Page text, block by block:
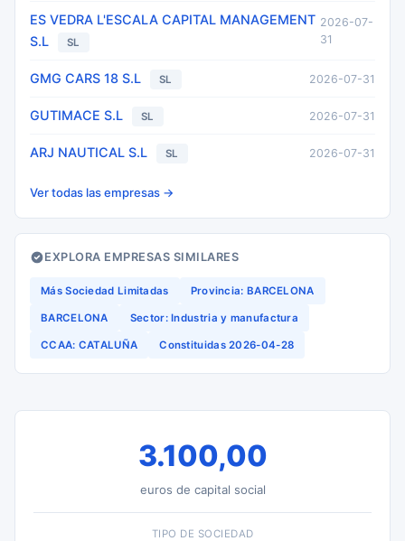
ES VEDRA L'ESCALA CAPITAL MANAGEMENT
S.L
SL
2026-07-
31
GMG CARS 18 S.L SL 2026-07-31
GUTIMACE S.L SL 2026-07-31
ARJ NAUTICAL S.L SL 2026-07-31
Ver todas las empresas →
EXPLORA EMPRESAS SIMILARES
Más Sociedad Limitadas Provincia: BARCELONA
BARCELONA Sector: Industria y manufactura
CCAA: CATALUÑA Constituidas 2026-04-28
3.100,00
euros de capital social
TIPO DE SOCIEDAD